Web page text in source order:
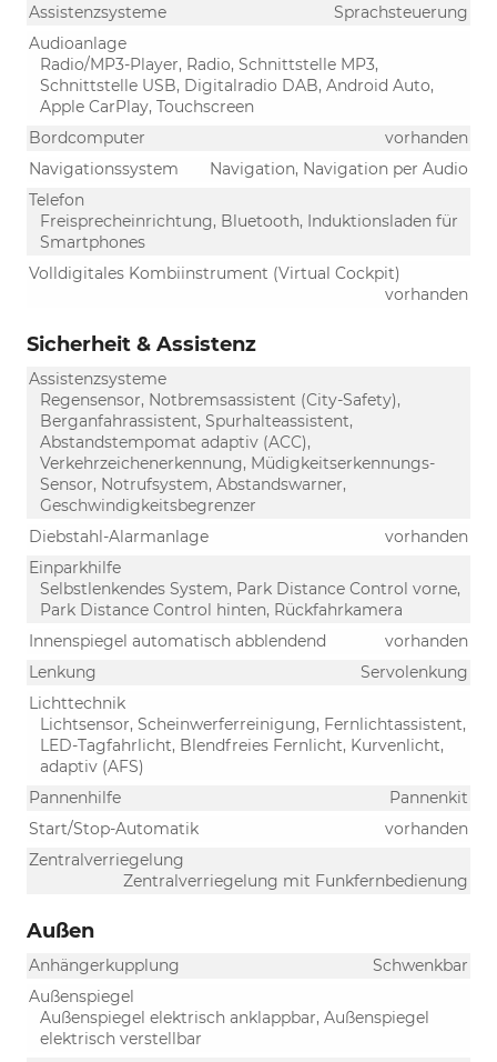
Assistenzsysteme
Sprachsteuerung
Audioanlage
Radio/MP3-Player, Radio, Schnittstelle MP3,
Schnittstelle USB, Digitalradio DAB, Android Auto,
Apple CarPlay, Touchscreen
Bordcomputer
vorhanden
Navigationssystem
Navigation, Navigation per Audio
Telefon
Freisprecheinrichtung, Bluetooth, Induktionsladen für
Smartphones
Volldigitales Kombiinstrument (Virtual Cockpit)
vorhanden
Sicherheit & Assistenz
Assistenzsysteme
Regensensor, Notbremsassistent (City-Safety),
Berganfahrassistent, Spurhalteassistent,
Abstandstempomat adaptiv (ACC),
Verkehrzeichenerkennung, Müdigkeitserkennungs-
Sensor, Notrufsystem, Abstandswarner,
Geschwindigkeitsbegrenzer
Diebstahl-Alarmanlage
vorhanden
Einparkhilfe
Selbstlenkendes System, Park Distance Control vorne,
Park Distance Control hinten, Rückfahrkamera
Innenspiegel automatisch abblendend
vorhanden
Lenkung
Servolenkung
Lichttechnik
Lichtsensor, Scheinwerferreinigung, Fernlichtassistent,
LED-Tagfahrlicht, Blendfreies Fernlicht, Kurvenlicht,
adaptiv (AFS)
Pannenhilfe
Pannenkit
Start/Stop-Automatik
vorhanden
Zentralverriegelung
Zentralverriegelung mit Funkfernbedienung
Außen
Anhängerkupplung
Schwenkbar
Außenspiegel
Außenspiegel elektrisch anklappbar, Außenspiegel
elektrisch verstellbar